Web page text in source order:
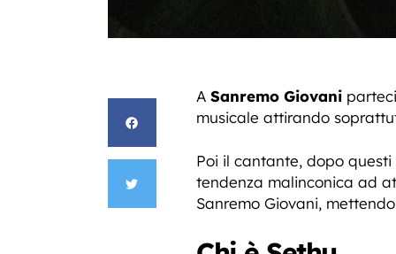
A Sanremo Giovani
musicale attirando
Poi il cantante, dopo
tendenza malinconica ad
Sanremo Giovani,